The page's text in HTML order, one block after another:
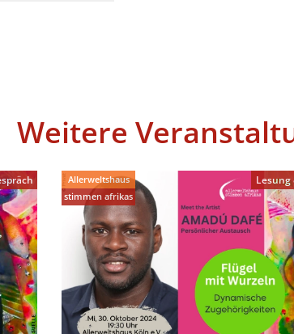
Weitere
Allerweltshaus
stimmen afrikas
Lesung